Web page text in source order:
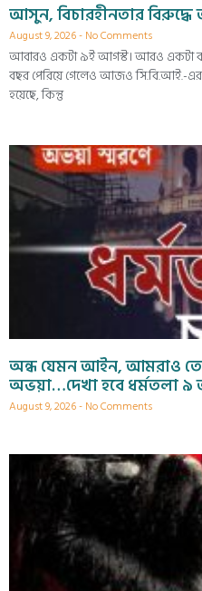
আসুন, বিচারহীনতার বিরুদ্ধে
August 9, 2026 No Comments
আবারও একটা ৯ই আগস্ট। আরও একটা
বছর পেরিয়ে গেলেও আজও সি.বি.আই.-
হয়েছে, কিন্তু
অন্ধ যেমন আইন, আমরাও
অভয়া…দেখা হবে ধর্মতলা ৯
August 9, 2026 No Comments